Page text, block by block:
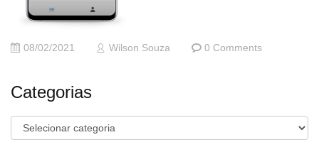
08/02/2021 Wilson Souza 0 Comments
Categorias
Categorias